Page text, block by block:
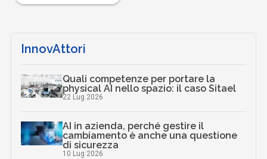
InnovAttori
Quali competenze per portare la
physical AI nello spazio: il caso Sitael
22 Lug 2026
AI in azienda, perché gestire il
cambiamento è anche una questione
di sicurezza
10 Lug 2026